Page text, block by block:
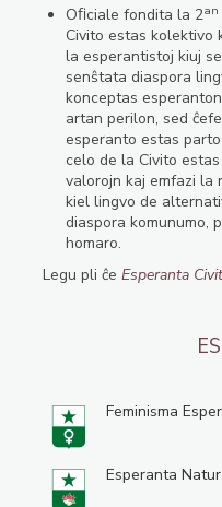
Oﬁciale fondita la 2an
Civito estas kolektivo
la esperantistoj kiuj
senŝtata diaspora
konceptas
artan perilon, sed
esperanto estas
celo de la Civito
valorojn kaj emfazi la
kiel lingvo de
diaspora komunumo,
homaro.
Legu pli ĉe Esperanta
Feminisma
Esperanta